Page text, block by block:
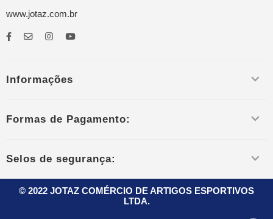
www.jotaz.com.br
Informações
Formas de Pagamento:
Selos de segurança:
© 2022 JOTAZ COMÉRCIO DE ARTIGOS ESPORTIVOS
LTDA.